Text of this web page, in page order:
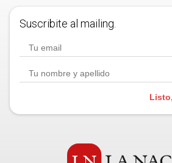
Suscribite al mailing.